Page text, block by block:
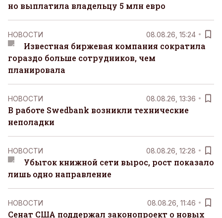
но выплатила владельцу 5 млн евро
НОВОСТИ 08.08.26, 15:24
Известная биржевая компания сократила
гораздо больше сотрудников, чем
планировала
НОВОСТИ 08.08.26, 13:36
В работе Swedbank возникли технические
неполадки
НОВОСТИ 08.08.26, 12:28
Убыток книжной сети вырос, рост показало
лишь одно направление
НОВОСТИ 08.08.26, 11:46
Сенат США поддержал законопроект о новых